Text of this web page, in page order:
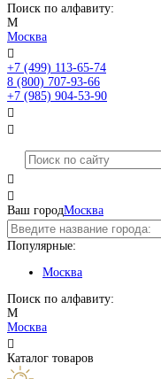
Поиск по алфавиту:
М
Москва

+7 (499) 113-65-74
8 (800) 707-93-66
+7 (985) 904-53-90




Ваш городМосква
Популярные:
Москва
Поиск по алфавиту:
М
Москва

Каталог товаров